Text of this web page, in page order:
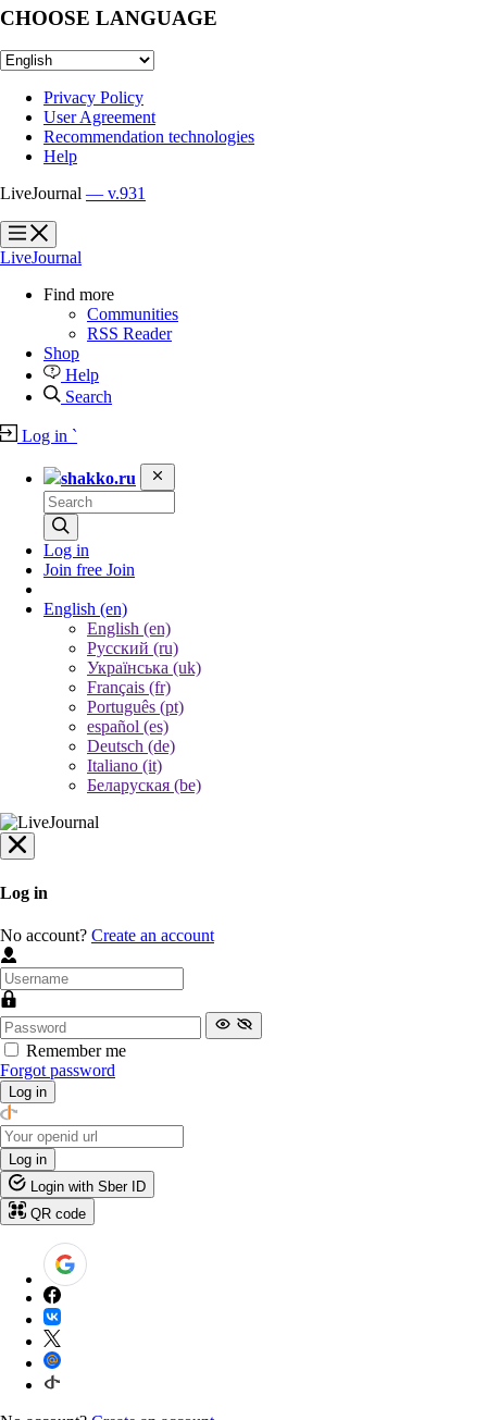
CHOOSE LANGUAGE
Privacy Policy
User Agreement
Recommendation technologies
Help
LiveJournal — v.931
?
?
LiveJournal
Find more
Communities
RSS Reader
Shop
Help
Search
Log in `
shakko.ru
Log in
Join free Join
English (en)
English (en)
Русский (ru)
Українська (uk)
Français (fr)
Português (pt)
español (es)
Deutsch (de)
Italiano (it)
Беларуская (be)
Log in
No account? Create an account
Remember me
Forgot password
Log in
Log in
Login with Sber ID
QR code